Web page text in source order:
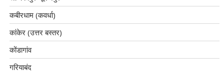
कबीरधाम (कवर्धा)
कांकेर (उत्तर बस्तर)
कोंडागांव
गरियाबंद